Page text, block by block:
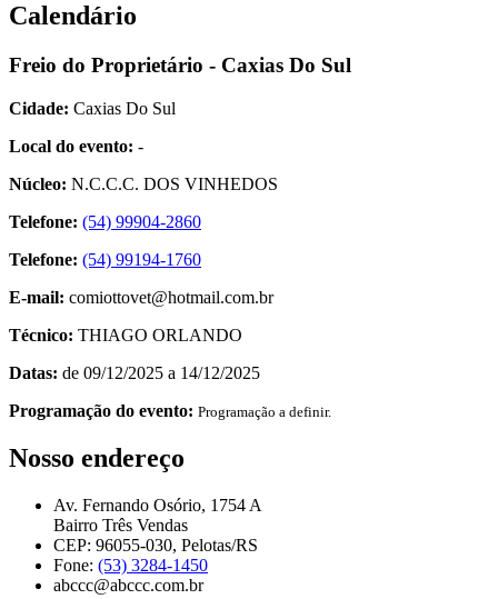
Calendário
Freio do Proprietário - Caxias Do Sul
Cidade: Caxias Do Sul
Local do evento: -
Núcleo: N.C.C.C. DOS VINHEDOS
Telefone: (54) 99904-2860
Telefone: (54) 99194-1760
E-mail: comiottovet@hotmail.com.br
Técnico: THIAGO ORLANDO
Datas: de 09/12/2025 a 14/12/2025
Programação do evento: Programação a definir.
Nosso endereço
Av. Fernando Osório, 1754 A
Bairro Três Vendas
CEP: 96055-030, Pelotas/RS
Fone: (53) 3284-1450
abccc@abccc.com.br